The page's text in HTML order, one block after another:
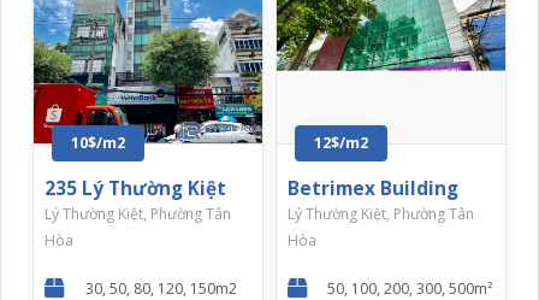
10$/m2
235 Lý Thường Kiệt
Lý Thường Kiệt, Phường Tân
Hòa
30, 50, 80, 120, 150m2
12$/m2
Betrimex Building
Lý Thường Kiệt, Phường Tân
Hòa
50, 100, 200, 300, 500m²